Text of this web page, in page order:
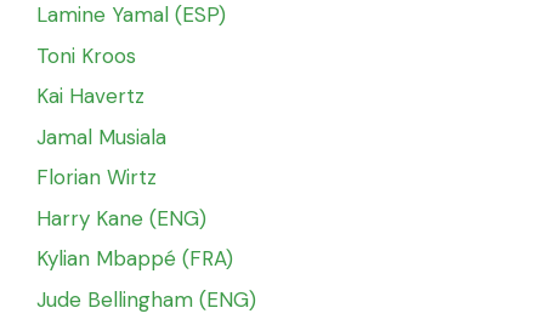
Lamine Yamal (ESP)
Toni Kroos
Kai Havertz
Jamal Musiala
Florian Wirtz
Harry Kane (ENG)
Kylian Mbappé (FRA)
Jude Bellingham (ENG)